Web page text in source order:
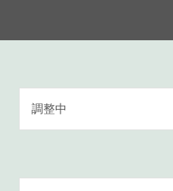
調整中